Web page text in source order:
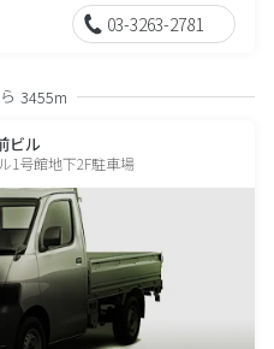
03-3263-2781
3455m
ビル
1号館地下2F駐車場